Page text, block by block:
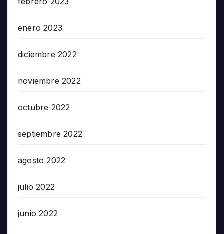
enero 2023
diciembre 2022
noviembre 2022
octubre 2022
septiembre 2022
agosto 2022
julio 2022
junio 2022